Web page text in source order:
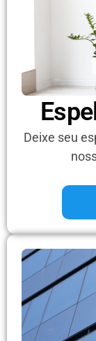
Deixe seu